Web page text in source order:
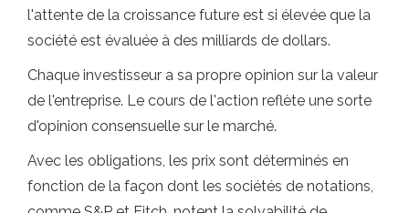
l'attente de la croissance future est si élevée que la
société est évaluée à des milliards de dollars.
Chaque investisseur a sa propre opinion sur la valeur
de l'entreprise. Le cours de l'action reflète une sorte
d'opinion consensuelle sur le marché.
Avec les obligations, les prix sont déterminés en
fonction de la façon dont les sociétés de notations,